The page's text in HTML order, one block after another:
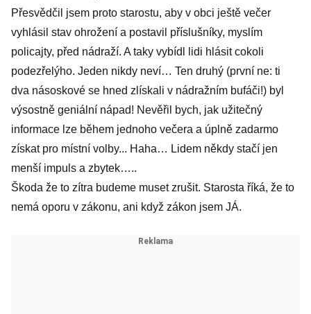
Přesvědčil jsem proto starostu, aby v obci ještě večer
vyhlásil stav ohrožení a postavil příslušníky, myslím
policajty, před nádraží. A taky vybídl lidi hlásit cokoli
podezřelýho. Jeden nikdy neví… Ten druhý (první ne: ti
dva násoskové se hned zlískali v nádražním bufáči!) byl
výsostně geniální nápad! Nevěřil bych, jak užitečný
informace lze během jednoho večera a úplně zadarmo
získat pro místní volby... Haha… Lidem někdy stačí jen
menší impuls a zbytek…..
Škoda že to zítra budeme muset zrušit. Starosta říká, že to
nemá oporu v zákonu, ani když zákon jsem JÁ.